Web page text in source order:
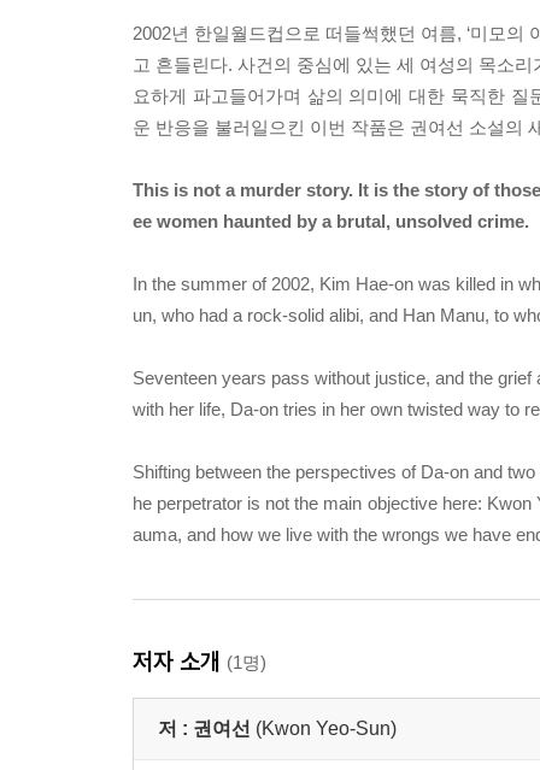
2002년 한일월드컵으로 떠들썩했던 여름, ‘미모
고 흔들린다. 사건의 중심에 있는 세 여성의 목소
요하게 파고들어가며 삶의 의미에 대한 묵직한
운 반응을 불러일으킨 이번 작품은 권여선 소설의
This is not a murder story. It is the story of
ee women haunted by a brutal, unsolved crime.
In the summer of 2002, Kim Hae-on was killed in
un, who had a rock-solid alibi, and Han Manu, to
Seventeen years pass without justice, and the
with her life, Da-on tries in her own twisted way to
Shifting between the perspectives of Da-on and
he perpetrator is not the main objective here:
auma, and how we live with the wrongs we have
저자 소개 (1명)
저 : 권여선 (Kwon Yeo-Sun)